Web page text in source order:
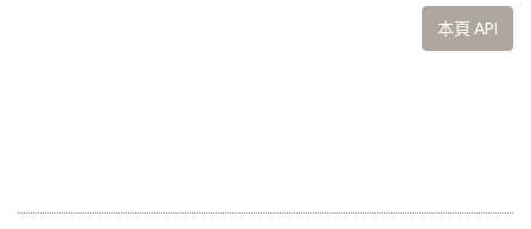
本頁 API